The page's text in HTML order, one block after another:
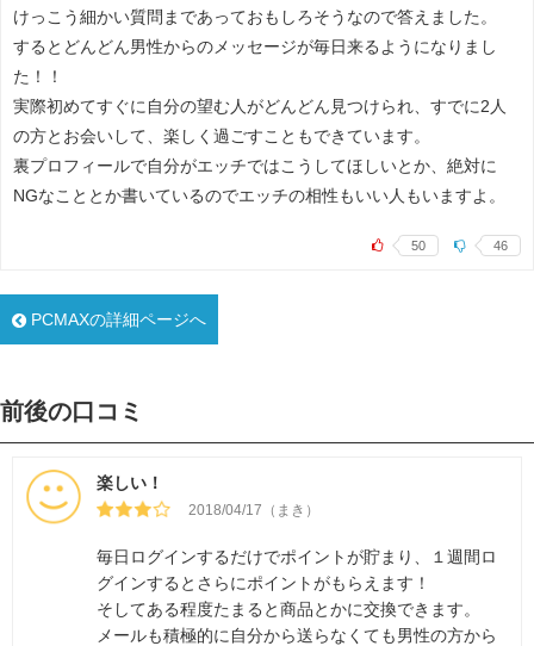
けっこう細かい質問まであっておもしろそうなので答えました。
するとどんどん男性からのメッセージが毎日来るようになりまし
た！！
実際初めてすぐに自分の望む人がどんどん見つけられ、すでに2人
の方とお会いして、楽しく過ごすこともできています。
裏プロフィールで自分がエッチではこうしてほしいとか、絶対に
NGなこととか書いているのでエッチの相性もいい人もいますよ。
50 46
PCMAXの詳細ページへ
前後の口コミ
楽しい！
2018/04/17（まき）
毎日ログインするだけでポイントが貯まり、１週間ロ
グインするとさらにポイントがもらえます！
そしてある程度たまると商品とかに交換できます。
メールも積極的に自分から送らなくても男性の方から